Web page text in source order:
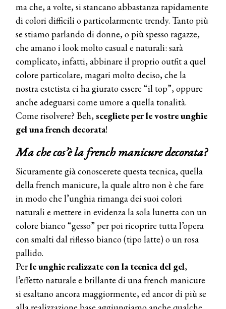
ma che, a volte, si stancano abbastanza rapidamente
di colori difficili o particolarmente trendy. Tanto più
se stiamo parlando di donne, o più spesso ragazze,
che amano i look molto casual e naturali: sarà
complicato, infatti, abbinare il proprio outfit a quel
colore particolare, magari molto deciso, che la
nostra estetista ci ha giurato essere “il top”, oppure
anche adeguarsi come umore a quella tonalità.
Come risolvere? Beh,scegliete per le vostre unghie
gel una french decorata!
Ma che cos’è la french manicure decorata?
Sicuramente già conoscerete questa tecnica, quella
della french manicure, la quale altro non è che fare
in modo che l’unghia rimanga dei suoi colori
naturali e mettere in evidenza la sola lunetta con un
colore bianco “gesso” per poi ricoprire tutta l’opera
con smalti dal riflesso bianco (tipo latte) o un rosa
pallido.
Perle unghie realizzate con la tecnica del gel,
l’effetto naturale e brillante di una french manicure
si esaltano ancora maggiormente, ed ancor di più se